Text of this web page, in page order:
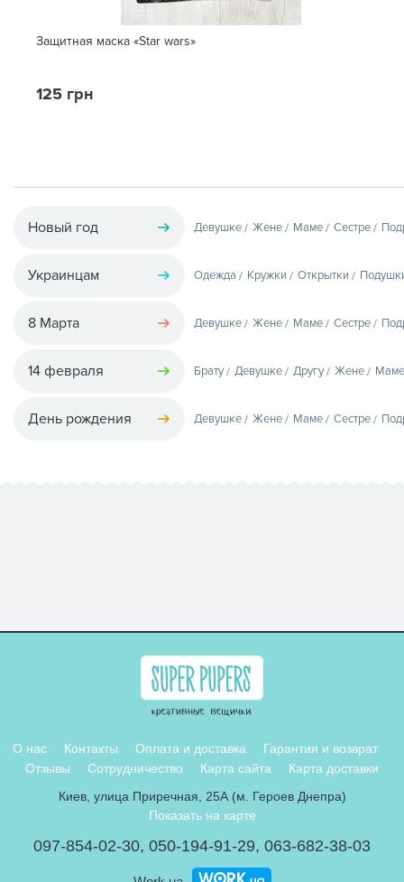
Защитная маска «Star wars»
125 грн
Новый год Девушке Жене Маме Сестре
Украинцам Одежда Кружки Открытки
8 Марта Девушке Жене Маме Сестре
14 февраля Брату Девушке Другу Жене Маме
День рождения Девушке Жене Маме Сестре
О нас Контакты Оплата и доставка
Гарантия и возврат
Отзывы
Сотрудничество Карта сайта
Карта доставки
Киев, улица Приречная, 25А (м. Героев Днепра)
Показать на карте
097-854-02-30, 050-194-91-29, 063-682-38-03